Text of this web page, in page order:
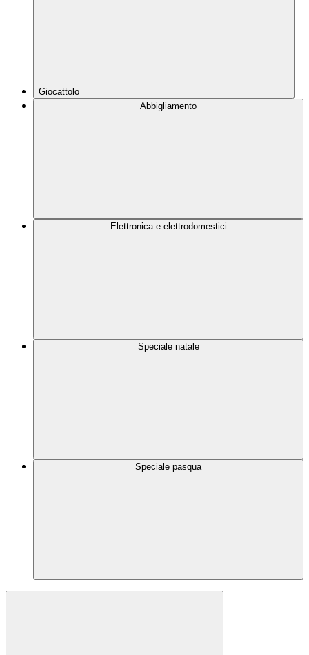
Giocattolo
Abbigliamento
Elettronica e elettrodomestici
Speciale natale
Speciale pasqua